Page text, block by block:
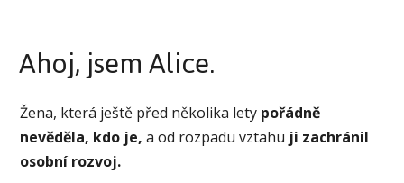
Ahoj, jsem Alice.
Žena, která ještě před několika lety pořádně
nevěděla, kdo je, a od rozpadu vztahu ji zachránil
osobní rozvoj.